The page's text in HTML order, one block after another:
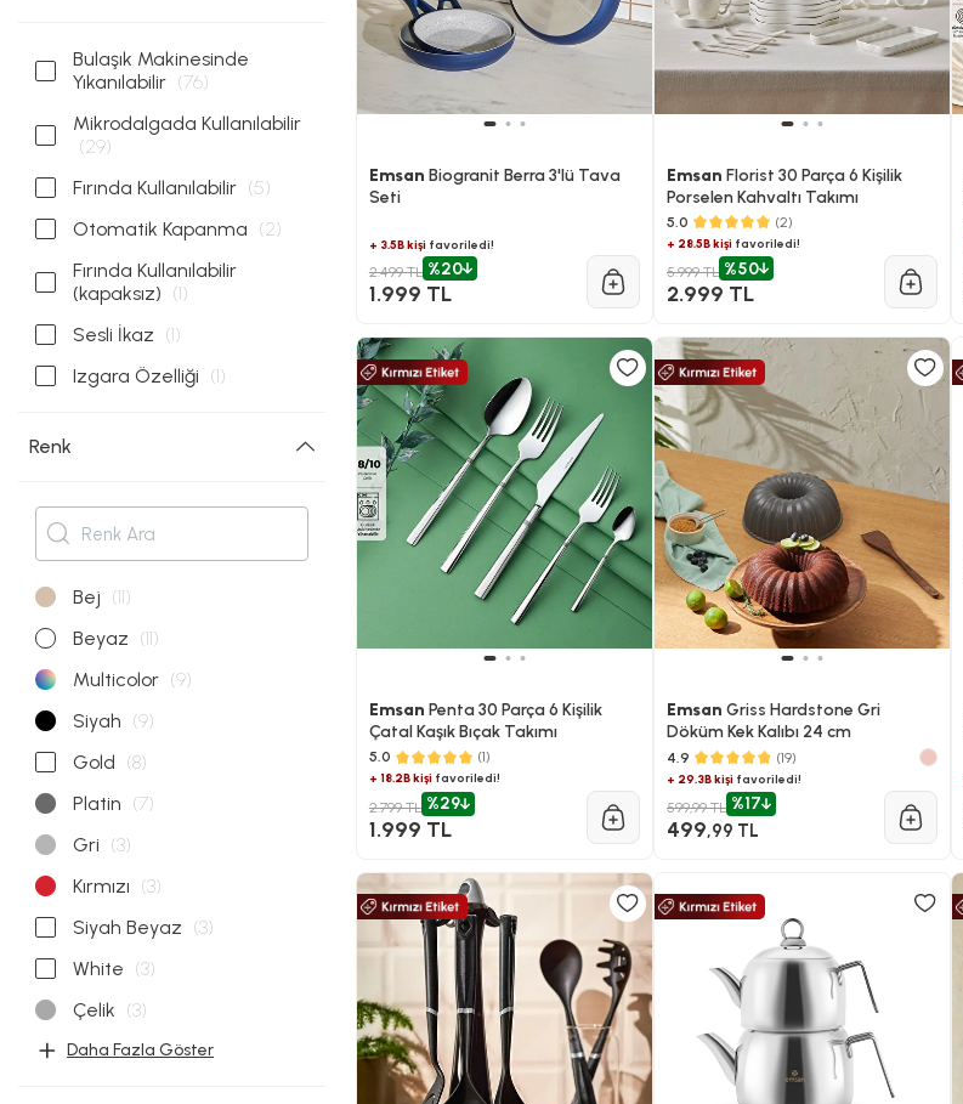
Bulaşık Makinesinde
Yıkanılabilir (76)
Mikrodalgada Kullanılabilir
(29)
Fırında Kullanılabilir (5)
Otomatik Kapanma (2)
Fırında Kullanılabilir
(kapaksız) (1)
Sesli İkaz (1)
Izgara Özelliği (1)
Renk
Bej (11)
Beyaz (11)
Multicolor (9)
Siyah (9)
Gold (8)
Platin (7)
Gri (3)
Kırmızı (3)
Siyah Beyaz (3)
White (3)
Çelik (3)
Daha Fazla Göster
Emsan Biogranit Berra 3'lü Tava
Seti
+ 3.5B kişifavoriledi!
2.499 TL %20
1.999 TL
Emsan Florist 30 Parça 6 Kişilik
Porselen Kahvaltı Takımı
5.0 (2)
+ 28.5B kişifavoriledi!
5.999 TL %50
2.999 TL
Emsan Penta 30 Parça 6 Kişilik
Çatal Kaşık Bıçak Takımı
5.0 (1)
+ 18.2B kişifavoriledi!
2.799 TL %29
1.999 TL
Emsan Griss Hardstone Gri
Döküm Kek Kalıbı 24 cm
4.9 (19)
+ 29.3B kişifavoriledi!
599,99 TL %17
499,99 TL